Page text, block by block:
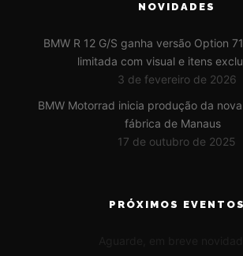
NOVIDADES
BMW R 12 G/S ganha versão Option
limitada com visual e itens
3 de fevereiro de 2026
BMW Motorrad inicia produção da
fábrica de Manaus
17 de outubro de 2025
PRÓXIMOS EVENTOS